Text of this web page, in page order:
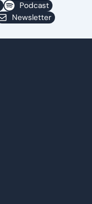
Podcast
Newsletter